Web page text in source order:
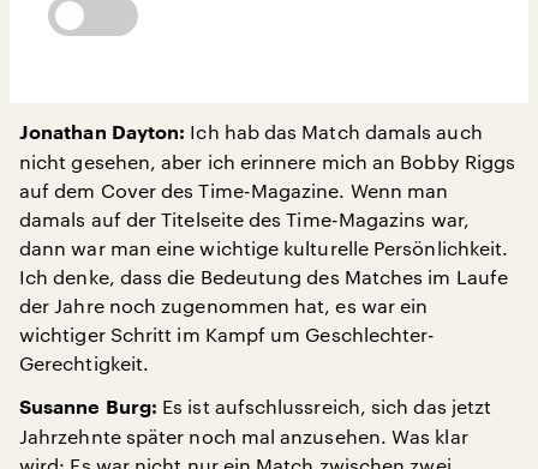
Jonathan Dayton: Ich hab das Match damals auch
nicht gesehen, aber ich erinnere mich an Bobby Riggs
auf dem Cover des Time-Magazine. Wenn man
damals auf der Titelseite des Time-Magazins war,
dann war man eine wichtige kulturelle Persönlichkeit.
Ich denke, dass die Bedeutung des Matches im Laufe
der Jahre noch zugenommen hat, es war ein
wichtiger Schritt im Kampf um Geschlechter-
Gerechtigkeit.
Susanne Burg: Es ist aufschlussreich, sich das jetzt
Jahrzehnte später noch mal anzusehen. Was klar